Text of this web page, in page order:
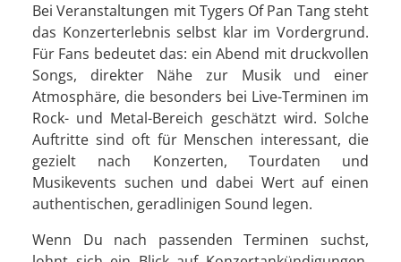
Bei Veranstaltungen mit Tygers Of Pan Tang steht
das Konzerterlebnis selbst klar im Vordergrund.
Für Fans bedeutet das: ein Abend mit druckvollen
Songs, direkter Nähe zur Musik und einer
Atmosphäre, die besonders bei Live-Terminen im
Rock- und Metal-Bereich geschätzt wird. Solche
Auftritte sind oft für Menschen interessant, die
gezielt nach Konzerten, Tourdaten und
Musikevents suchen und dabei Wert auf einen
authentischen, geradlinigen Sound legen.
Wenn Du nach passenden Terminen suchst,